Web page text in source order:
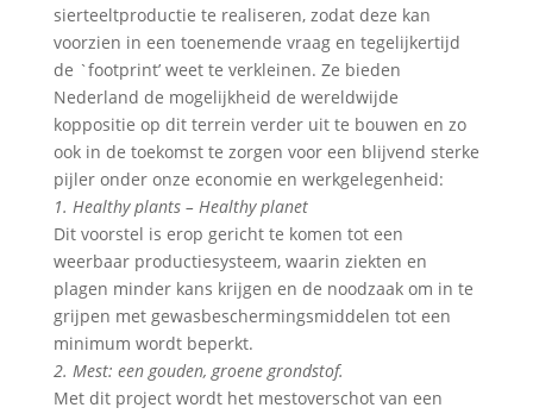
sierteeltproductie te realiseren, zodat deze kan
voorzien in een toenemende vraag en tegelijkertijd
de `footprint’ weet te verkleinen. Ze bieden
Nederland de mogelijkheid de wereldwijde
koppositie op dit terrein verder uit te bouwen en zo
ook in de toekomst te zorgen voor een blijvend sterke
pijler onder onze economie en werkgelegenheid:
1. Healthy plants – Healthy planet
Dit voorstel is erop gericht te komen tot een
weerbaar productiesysteem, waarin ziekten en
plagen minder kans krijgen en de noodzaak om in te
grijpen met gewasbeschermingsmiddelen tot een
minimum wordt beperkt.
2. Mest: een gouden, groene grondstof.
Met dit project wordt het mestoverschot van een